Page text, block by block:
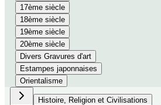
17ème siècle
18ème siècle
19ème siècle
20ème siècle
Divers Gravures d'art
Estampes japonnaises
Orientalisme
Histoire, Religion et Civilisations